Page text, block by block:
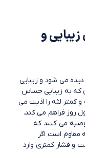
و
دیده می شود و زیبایی
که به زیبایی حساس
کمتر لثه را اذیت می
روز فراهم می کند.
می کنند که
مقاوم است اگر
و فشار کمتری وارد